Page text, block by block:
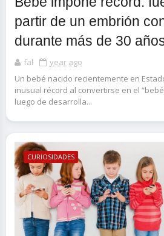
partir de un embrión
durante más de 30
fal
year ago
Un bebé nacido recientemente en
inusual récord al convertirse en el
luego de desarrolla...
CURIOSIDADES